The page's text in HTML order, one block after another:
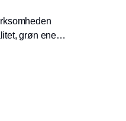
grøn energi